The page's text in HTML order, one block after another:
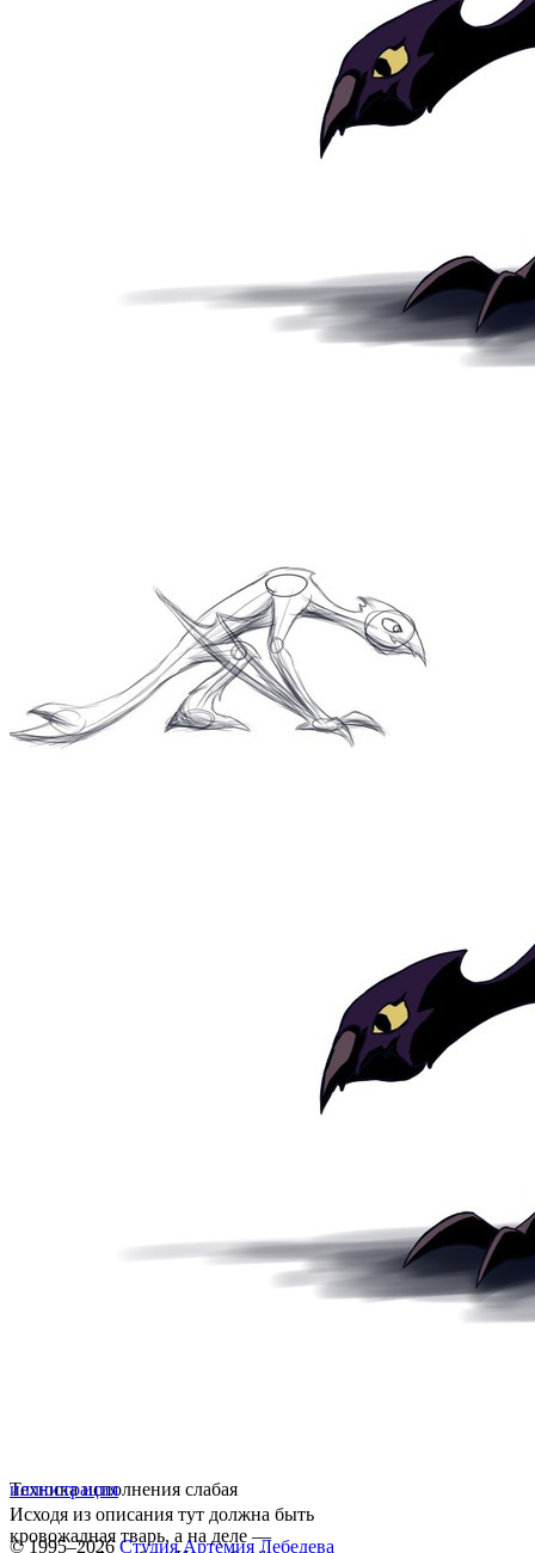
Техника исполнения слабая
Исходя из описания тут должна быть
кровожадная тварь, а на деле —
иллюстрация
© 1995–2026 Студия Артемия Лебедева